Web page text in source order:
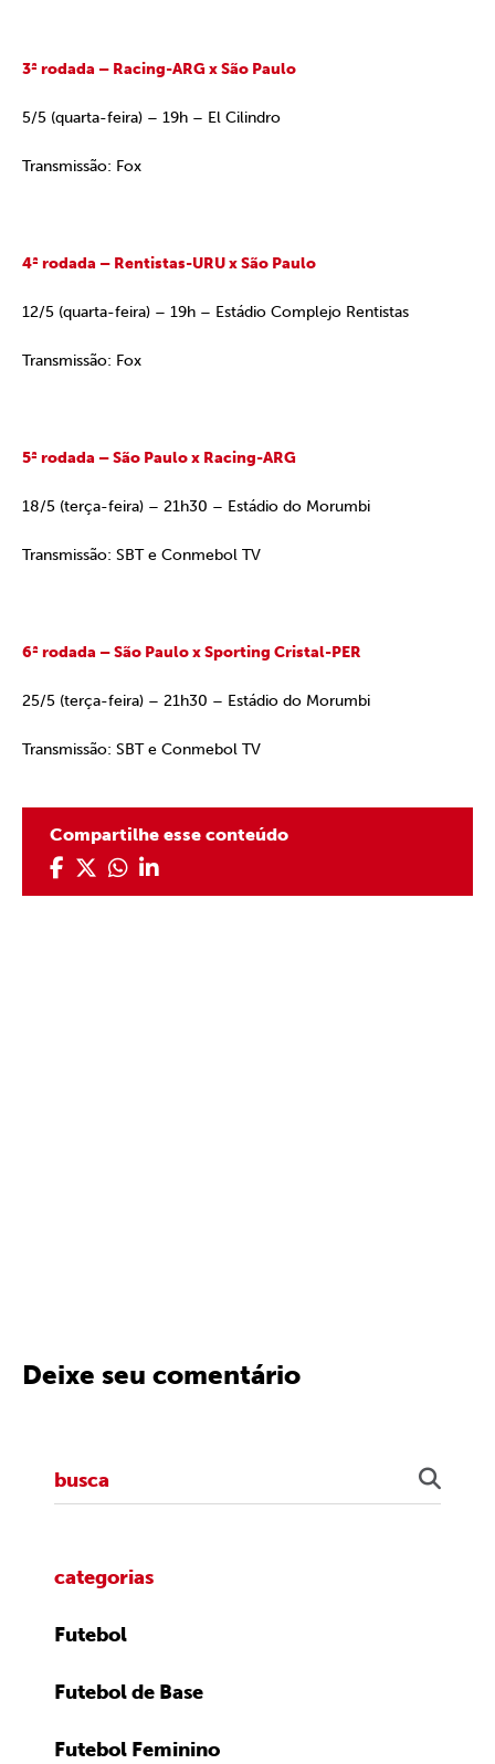
3ª rodada – Racing-ARG x São Paulo
5/5 (quarta-feira) – 19h – El Cilindro
Transmissão: Fox
4ª rodada – Rentistas-URU x São Paulo
12/5 (quarta-feira) – 19h – Estádio Complejo Rentistas
Transmissão: Fox
5ª rodada – São Paulo x Racing-ARG
18/5 (terça-feira) – 21h30 – Estádio do Morumbi
Transmissão: SBT e Conmebol TV
6ª rodada – São Paulo x Sporting Cristal-PER
25/5 (terça-feira) – 21h30 – Estádio do Morumbi
Transmissão: SBT e Conmebol TV
Compartilhe esse conteúdo
Deixe seu comentário
categorias
Futebol
Futebol de Base
Futebol Feminino